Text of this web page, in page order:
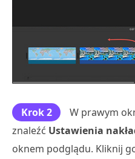
Krok 2
W prawym
znaleźć Ustawienia
oknem podglądu. Kliknij